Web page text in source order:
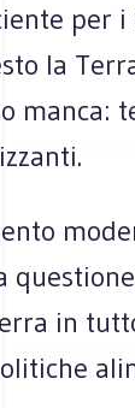
per
la
manca:
in